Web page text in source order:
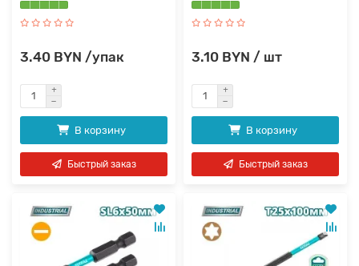
3.40 BYN /упак
В корзину
Быстрый заказ
3.10 BYN / шт
В корзину
Быстрый заказ